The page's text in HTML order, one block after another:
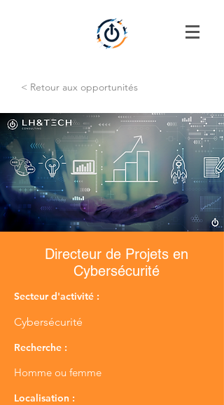
< Retour aux opportunités
Directeur de Projets en
Cybersécurité
Secteur d'activité :
Cybersécurité
Recherche :
Homme ou femme
Localisation :